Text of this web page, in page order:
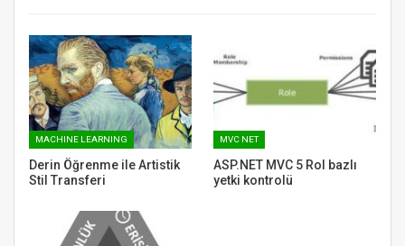
MACHINE LEARNING
Derin Öğrenme ile Artistik
Stil Transferi
MVC NET
ASP.NET MVC 5 Rol bazlı
yetki kontrolü